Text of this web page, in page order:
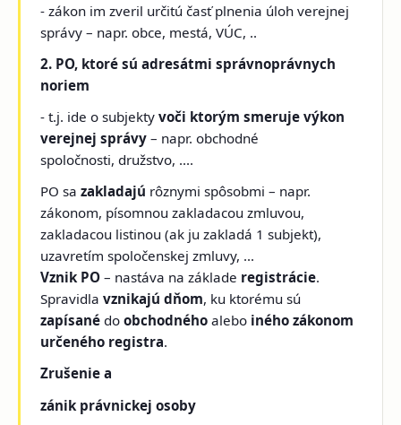
- zákon im zveril určitú časť plnenia úloh verejnej
správy – napr. obce, mestá, VÚC, ..
2. PO, ktoré sú adresátmi správnoprávnych
noriem
- t.j. ide o subjektyvoči ktorým smeruje výkon
verejnej správy – napr. obchodné
spoločnosti, družstvo, ....
PO sazakladajú rôznymi spôsobmi – napr.
zákonom, písomnou zakladacou zmluvou,
zakladacou listinou (ak ju zakladá 1 subjekt),
uzavretím spoločenskej zmluvy, ...
Vznik PO – nastáva na základe registrácie.
Spravidlavznikajú dňom, ku ktorému sú
zapísané doobchodného alebo iného zákonom
určeného registra.
Zrušenie a
zánik právnickej osoby